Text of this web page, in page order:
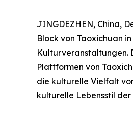
JINGDEZHEN, China,
Block von Taoxichuan
Kulturveranstaltungen.
Plattformen von
die kulturelle Vielfalt
kulturelle Lebensstil